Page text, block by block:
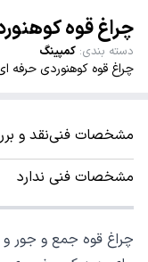
چراغ قوه
دسته بندی: کمپینگ
چراغ قوه کوهنوردی حرفه
مشخصات فنینقد و
مشخصات فنی ندارد
چراغ قوه جمع و جور و